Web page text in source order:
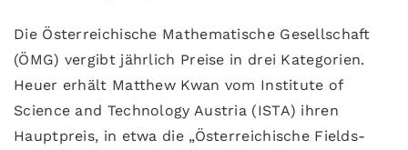
Die Österreichische Mathematische Gesellschaft
(ÖMG) vergibt jährlich Preise in drei Kategorien.
Heuer erhält Matthew Kwan vom Institute of
Science and Technology Austria (ISTA) ihren
Hauptpreis, in etwa die „Österreichische Fields-